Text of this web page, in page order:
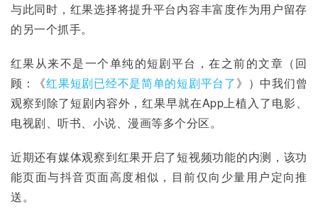
与此同时，红果选择将提升平台内容丰富度作为用户留存
的另一个抓手。
红果从来不是一个单纯的短剧平台，在之前的文章（回
顾：《红果短剧已经不是简单的短剧平台了》）中我们曾
观察到除了短剧内容外，红果早就在App上植入了电影、
电视剧、听书、小说、漫画等多个分区。
近期还有媒体观察到红果开启了短视频功能的内测，该功
能页面与抖音页面高度相似，目前仅向少量用户定向推
送。